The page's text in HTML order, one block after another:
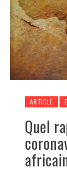
ARTICLE
Quel